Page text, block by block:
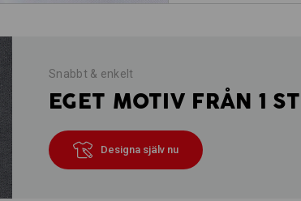
Snabbt & enkelt
EGET MOTIV FRÅN 1 ST
Designa själv nu